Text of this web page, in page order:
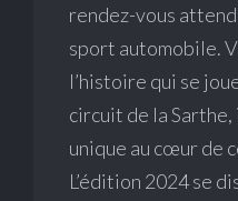
rendez-vous
sport automobile.
l’histoire qui se
circuit de la
unique au cœur de
L’édition 2024 se